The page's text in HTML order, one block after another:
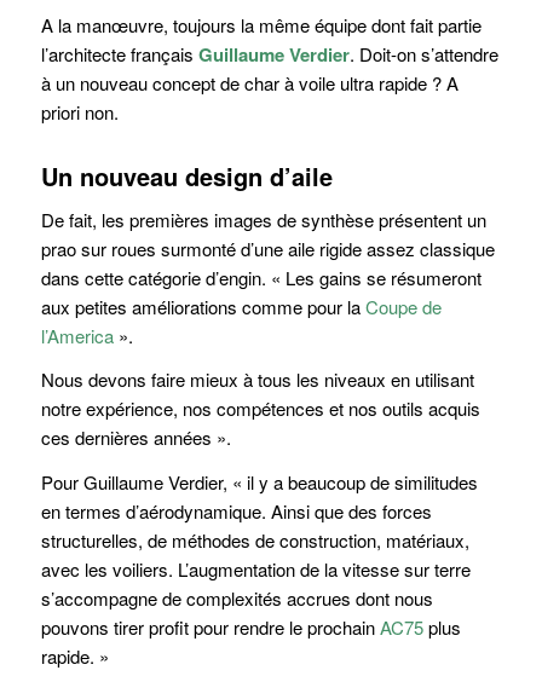
A la manœuvre, toujours la même équipe dont fait partie
l’architecte français Guillaume Verdier. Doit-on s’attendre
à un nouveau concept de char à voile ultra rapide ? A
priori non.
Un nouveau design d’aile
De fait, les premières images de synthèse présentent un
prao sur roues surmonté d’une aile rigide assez classique
dans cette catégorie d’engin. « Les gains se résumeront
aux petites améliorations comme pour laCoupe de
l’America».
Nous devons faire mieux à tous les niveaux en utilisant
notre expérience, nos compétences et nos outils acquis
ces dernières années ».
Pour Guillaume Verdier, « il y a beaucoup de similitudes
en termes d’aérodynamique. Ainsi que des forces
structurelles, de méthodes de construction, matériaux,
avec les voiliers. L’augmentation de la vitesse sur terre
s’accompagne de complexités accrues dont nous
pouvons tirer profit pour rendre le prochainAC75plus
rapide. »